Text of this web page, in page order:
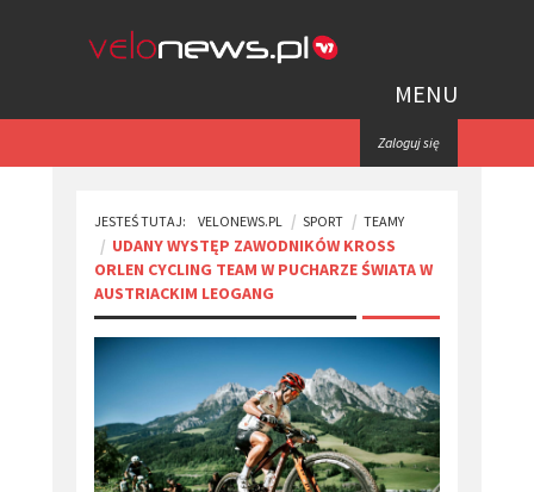
MENU
Zaloguj się
JESTEŚ TUTAJ: VELONEWS.PL SPORT TEAMY
​UDANY WYSTĘP ZAWODNIKÓW KROSS
ORLEN CYCLING TEAM W PUCHARZE ŚWIATA W
AUSTRIACKIM LEOGANG